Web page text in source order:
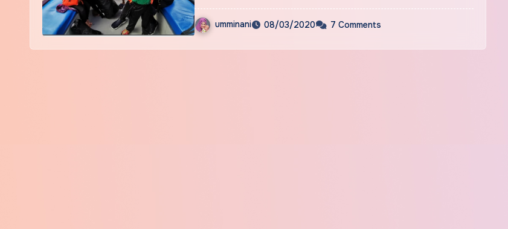
umminani 08/03/2020 7 Comments